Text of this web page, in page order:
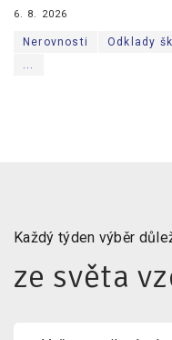
6. 8. 2026
Nerovnosti
Odklady
...
Každý týden výběr
ze světa